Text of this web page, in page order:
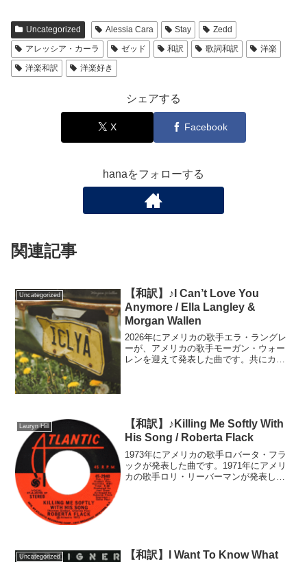
Uncategorized Alessia Cara Stay
Zedd
アレッシア・カーラ
ゼッド 和訳 歌詞和訳
洋楽
洋楽和訳
洋楽好き
シェアする
X Facebook
hanaをフォローする
関連記事
Uncategorized
【和訳】♪I Can’t Love You
Anymore / Ella Langley &
Morgan Wallen
2026年にアメリカの歌手エラ・ラングレ
ーが、アメリカの歌手モーガン・ウォー
レンを迎えて発表した曲です。共にカン
Lauryn Hill
【和訳】♪Killing Me Softly With
His Song / Roberta Flack
1973年にアメリカの歌手ロバータ・フラ
ックが発表した曲です。1971年にアメリ
カの歌手ロリ・リーバーマンが発表した
Uncategorized
【和訳】I Want To Know What